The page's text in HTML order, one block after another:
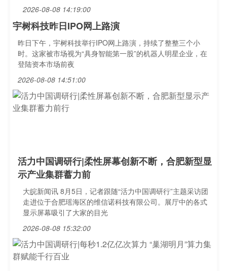
2026-08-08 14:19:00
宇树科技昨日IPO网上路演
昨日下午，宇树科技举行IPO网上路演，持续了整整三个小
时。这家被市场视为“具身智能第一股”的机器人明星企业，在
登陆资本市场前夜
2026-08-08 14:51:00
活力中国调研行|柔性屏幕创新不断，合肥新型显
示产业集群蓄力前
大皖新闻讯 8月5日，记者跟随“活力中国调研行”主题采访团
走进位于合肥瑶海区的维信诺科技有限公司。展厅中的各式
显示屏幕吸引了大家的目光
2026-08-08 15:32:00